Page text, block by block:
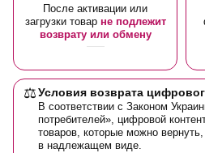
После активации или
загрузки товар не подлежит
возврату или обмену
⚖️Условия возврата
В соответствии с Законом
потребителей», цифровой
товаров, которые можно
в надлежащем виде.